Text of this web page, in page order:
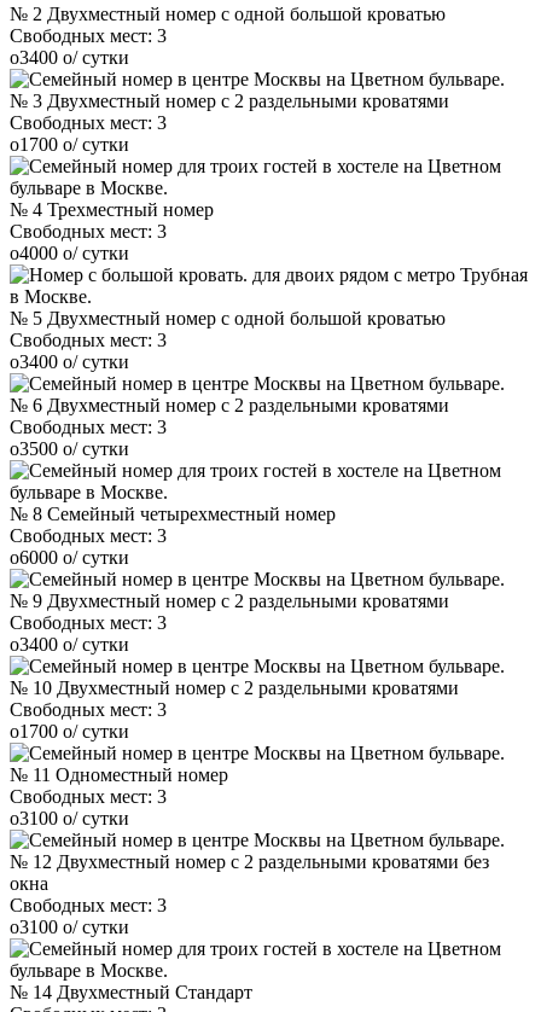
№ 2 Двухместный номер с одной большой кроватью
Свободных мест: 3
o3400 o/ сутки
№ 3 Двухместный номер с 2 раздельными кроватями
Свободных мест: 3
o1700 o/ сутки
№ 4 Трехместный номер
Свободных мест: 3
o4000 o/ сутки
№ 5 Двухместный номер с одной большой кроватью
Свободных мест: 3
o3400 o/ сутки
№ 6 Двухместный номер с 2 раздельными кроватями
Свободных мест: 3
o3500 o/ сутки
№ 8 Семейный четырехместный номер
Свободных мест: 3
o6000 o/ сутки
№ 9 Двухместный номер с 2 раздельными кроватями
Свободных мест: 3
o3400 o/ сутки
№ 10 Двухместный номер с 2 раздельными кроватями
Свободных мест: 3
o1700 o/ сутки
№ 11 Одноместный номер
Свободных мест: 3
o3100 o/ сутки
№ 12 Двухместный номер с 2 раздельными кроватями без
окна
Свободных мест: 3
o3100 o/ сутки
№ 14 Двухместный Стандарт